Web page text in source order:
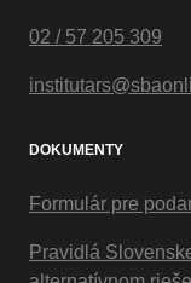
02 / 57 205 309
DOKUMENTY
Formulár pre
Pravidlá